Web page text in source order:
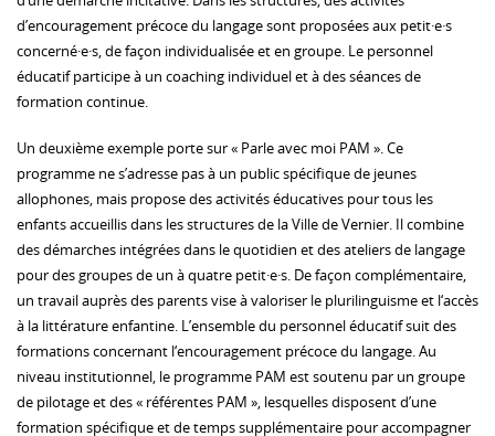
d’encouragement précoce du langage sont proposées aux petit·e·s
concerné·e·s, de façon individualisée et en groupe. Le personnel
éducatif participe à un coaching individuel et à des séances de
formation continue.
Un deuxième exemple porte sur « Parle avec moi PAM ». Ce
programme ne s’adresse pas à un public spécifique de jeunes
allophones, mais propose des activités éducatives pour tous les
enfants accueillis dans les structures de la Ville de Vernier. Il combine
des démarches intégrées dans le quotidien et des ateliers de langage
pour des groupes de un à quatre petit·e·s. De façon complémentaire,
un travail auprès des parents vise à valoriser le plurilinguisme et l‘accès
à la littérature enfantine. L’ensemble du personnel éducatif suit des
formations concernant l‘encouragement précoce du langage. Au
niveau institutionnel, le programme PAM est soutenu par un groupe
de pilotage et des « référentes PAM », lesquelles disposent d’une
formation spécifique et de temps supplémentaire pour accompagner